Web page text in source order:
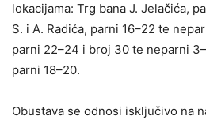
lokacijama: Trg bana J. Jelačića,
S. i A. Radića, parni 16–22 te
parni 22–24 i broj 30 te neparni
parni 18–20.
Obustava se odnosi isključivo na